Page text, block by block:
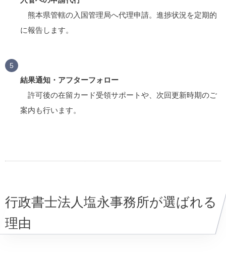
熊本県管轄の入国管理局へ代理申請。進捗状況を定期的
に報告します。
結果通知・アフターフォロー
許可後の在留カード受領サポートや、次回更新時期のご
案内も行います。
行政書士法人塩永事務所が選ばれる
理由